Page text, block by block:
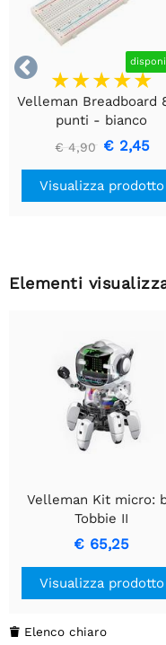

Velleman Breadboard
punti - bianco
€ 4,90 € 2,45
Visualizza prodotto
Elementi
Velleman Kit micro:
Tobbie II
€ 65,25
Visualizza prodotto
 Elenco chiaro